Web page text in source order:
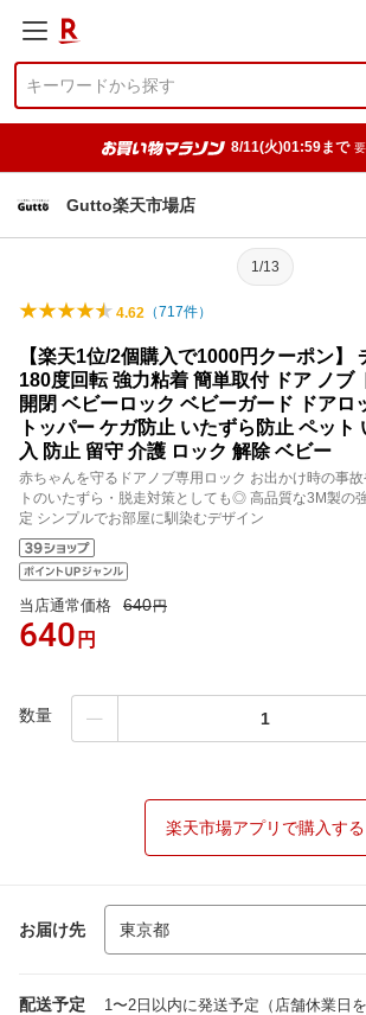
8/11(火)01:59まで
Gutto楽天市場店
1/13
4.62 （717件）
【楽天1位/2個購入で1000円クーポン】
180度回転 強力粘着 簡単取付 ドア ノブ
開閉 ベビーロック ベビーガード ドアロ
トッパー ケガ防止 いたずら防止 ペット
入 防止 留守 介護 ロック 解除 ベビー
赤ちゃんを守るドアノブ専用ロック お出かけ時の事
トのいたずら・脱走対策としても◎ 高品質な3M製の
定 シンプルでお部屋に馴染むデザイン
当店通常価格 640円
640 円
数量
楽天市場アプリで購入する
お届け先
配送予定 1〜2日以内に発送予定（店舗休業日を